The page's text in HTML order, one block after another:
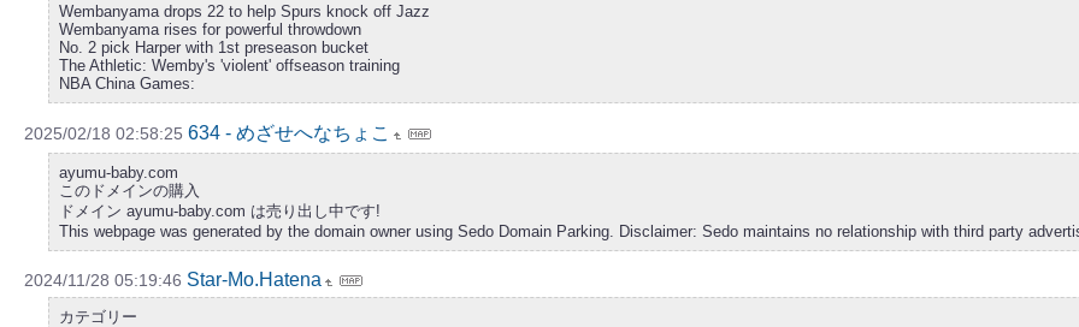
Wembanyama drops 22 to help Spurs knock off Jazz
Wembanyama rises for powerful throwdown
No. 2 pick Harper with 1st preseason bucket
The Athletic: Wemby's 'violent' offseason training
NBA China Games:
2025/02/18 02:58:25 634 - めざせへなちょこ
ayumu-baby.com
このドメインの購入
ドメイン ayumu-baby.com は売り出し中です!
This webpage was generated by the domain owner using Sedo Domain Parking. Disclaimer: Sedo maintains no relationship with third party
2024/11/28 05:19:46 Star-Mo.Hatena
カテゴリー